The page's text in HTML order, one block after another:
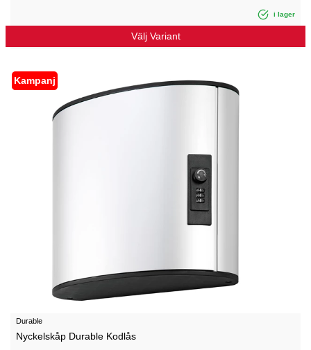
i lager
Välj Variant
Kampanj
Durable
Nyckelskåp Durable Kodlås